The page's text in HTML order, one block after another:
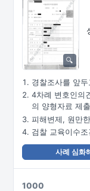
경찰조사를 앞
4차례 변호인의
의 양형자료 제
피해변제, 원만
검찰 교육이수
사례 심화
1000